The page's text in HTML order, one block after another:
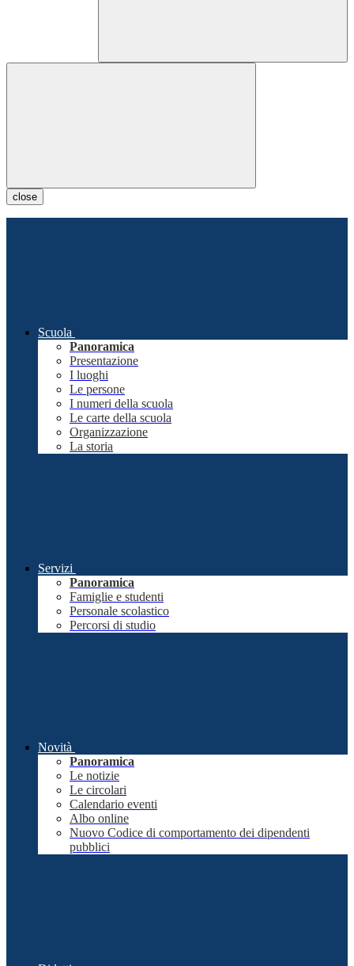
close
Scuola
Panoramica
Presentazione
I luoghi
Le persone
I numeri della scuola
Le carte della scuola
Organizzazione
La storia
Servizi
Panoramica
Famiglie e studenti
Personale scolastico
Percorsi di studio
Novità
Panoramica
Le notizie
Le circolari
Calendario eventi
Albo online
Nuovo Codice di comportamento dei dipendenti
pubblici